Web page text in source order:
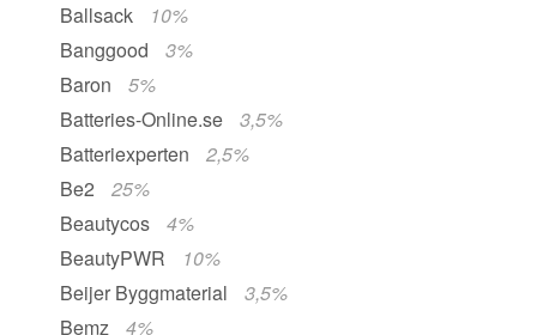
Ballsack
10%
Banggood
3%
Baron
5%
Batteries-Online.se
3,5%
Batteriexperten
2,5%
Be2
25%
Beautycos
4%
BeautyPWR
10%
Beijer Byggmaterial
3,5%
Bemz
4%